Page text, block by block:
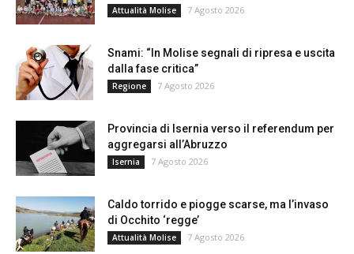
Attualità Molise 7 Agosto 2026
Snami: “In Molise segnali di ripresa e uscita
dalla fase critica”
Regione 7 Agosto 2026
Provincia di Isernia verso il referendum per
aggregarsi all’Abruzzo
Isernia 7 Agosto 2026
Caldo torrido e piogge scarse, ma l’invaso
di Occhito ‘regge’
Attualità Molise 7 Agosto 2026